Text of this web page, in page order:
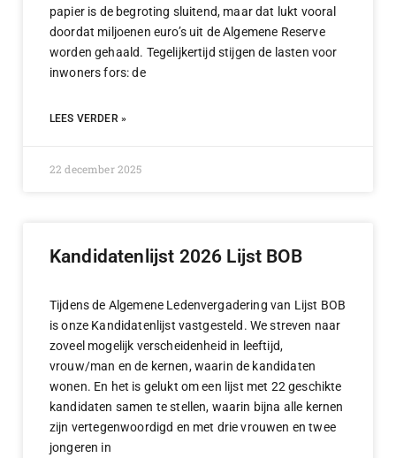
papier is de begroting sluitend, maar dat lukt vooral
doordat miljoenen euro’s uit de Algemene Reserve
worden gehaald. Tegelijkertijd stijgen de lasten voor
inwoners fors: de
LEES VERDER »
22 december 2025
Kandidatenlijst 2026 Lijst BOB
Tijdens de Algemene Ledenvergadering van Lijst BOB
is onze Kandidatenlijst vastgesteld. We streven naar
zoveel mogelijk verscheidenheid in leeftijd,
vrouw/man en de kernen, waarin de kandidaten
wonen. En het is gelukt om een lijst met 22 geschikte
kandidaten samen te stellen, waarin bijna alle kernen
zijn vertegenwoordigd en met drie vrouwen en twee
jongeren in